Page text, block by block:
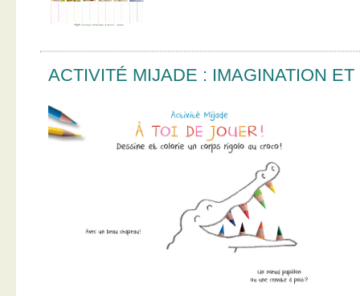
ACTIVITÉ MIJADE : IMAGINATION